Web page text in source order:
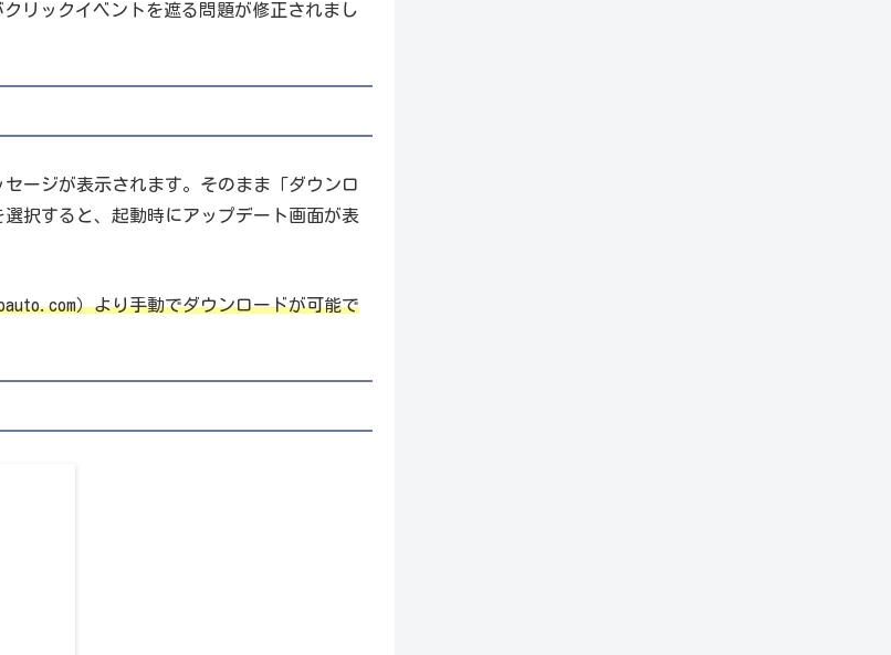
リックイベントを遮る問題が修正されまし
ージが表示されます。そのまま「ダウンロ
択すると、起動時にアップデート画面が表
）より手動でダウンロードが可能で